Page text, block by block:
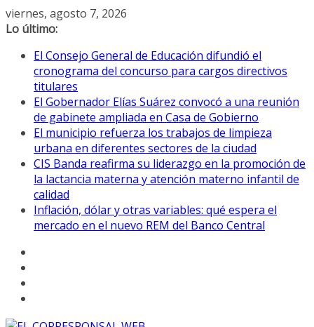
Saltar
al
viernes, agosto 7, 2026
Lo último:
El Consejo General de Educación difundió el
cronograma del concurso para cargos directivos
titulares
El Gobernador Elías Suárez convocó a una reunión
de gabinete ampliada en Casa de Gobierno
El municipio refuerza los trabajos de limpieza
urbana en diferentes sectores de la ciudad
CIS Banda reafirma su liderazgo en la promoción de
la lactancia materna y atención materno infantil de
calidad
Inflación, dólar y otras variables: qué espera el
mercado en el nuevo REM del Banco Central